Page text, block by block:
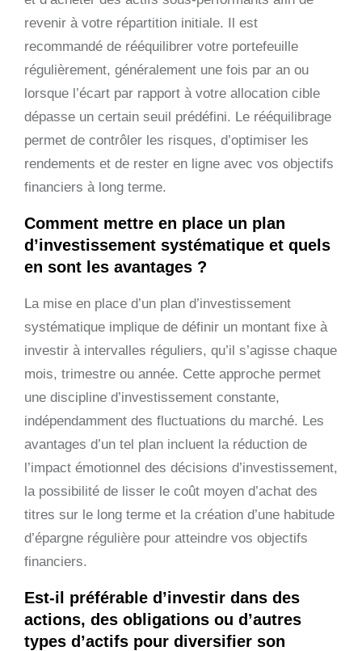
revenir à votre répartition initiale. Il est
recommandé de rééquilibrer votre portefeuille
régulièrement, généralement une fois par an ou
lorsque l’écart par rapport à votre allocation cible
dépasse un certain seuil prédéfini. Le rééquilibrage
permet de contrôler les risques, d’optimiser les
rendements et de rester en ligne avec vos objectifs
financiers à long terme.
Comment mettre en place un plan
d’investissement systématique et quels
en sont les avantages ?
La mise en place d’un plan d’investissement
systématique implique de définir un montant fixe à
investir à intervalles réguliers, qu’il s’agisse chaque
mois, trimestre ou année. Cette approche permet
une discipline d’investissement constante,
indépendamment des fluctuations du marché. Les
avantages d’un tel plan incluent la réduction de
l’impact émotionnel des décisions d’investissement,
la possibilité de lisser le coût moyen d’achat des
titres sur le long terme et la création d’une habitude
d’épargne régulière pour atteindre vos objectifs
financiers.
Est-il préférable d’investir dans des
actions, des obligations ou d’autres
types d’actifs pour diversifier son